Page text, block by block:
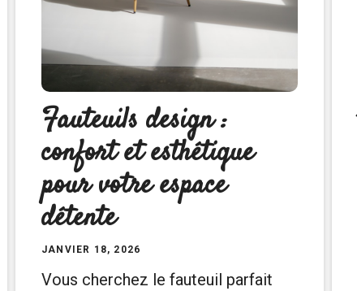
Fauteuils design :
confort et esthétique
pour votre espace
détente
JANVIER 18, 2026
Vous cherchez le fauteuil parfait